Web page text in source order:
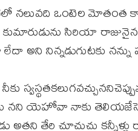
నలువది ఒంటెల మోతంత
సిరియా రాజునైన
అని నిన్నడుగుటకు
నని యెహోవా నాకు
తేరి చూచుచు కన్నీళ్లు